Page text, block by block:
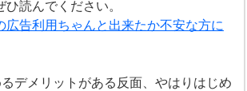
読んでください。
広告利用ちゃんと出来たか不安な方に
デメリットがある反面、やはりはじめ